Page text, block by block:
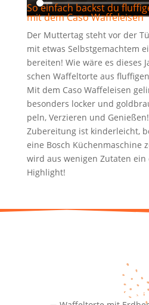
So ein­fach backst du
mit dem Caso Waffeleisen
Der Mut­ter­tag steht vor der
mit etwas Selbst­ge­mach­tem
berei­ten! Wie wäre es die­ses
schen Waf­fel­tor­te aus
Mit dem Caso Waf­fel­ei­sen
beson­ders locker und
peln, Ver­zie­ren und
Zube­rei­tung ist kin­der­leicht,
eine Bosch Küchen­ma­schi­ne
wird aus weni­gen Zuta­ten
Highlight!
* Mit KI